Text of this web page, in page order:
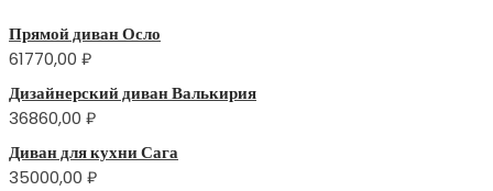
Прямой диван Осло
61770,00 ₽
Дизайнерский диван Валькирия
36860,00 ₽
Диван для кухни Сага
35000,00 ₽